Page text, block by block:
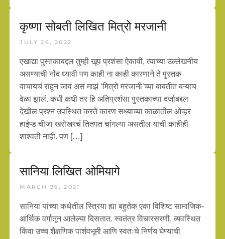
कृष्णा सोबती लिखित मित्रो मरजानी
JULY 26, 2022
एखाद्या पुस्तकाबद्दल तुम्ही खूप प्रशंसा ऐकावी, त्याच्या उल्लेखनीय
असण्याची नोंद घ्यावी पण काही ना काही कारणाने ते पुस्तक
वाचायचं राहून जावं असं माझं ‘मित्रो मरजानी’च्या बाबतीत बऱ्याच
वेळा झालं. कधी कधी तर हि अतिप्रशंसा पुस्तकाच्या दर्जाबद्दल
देखील प्रश्न उपस्थित करते कारण सध्याच्या काळातील ओव्हर
हाईप्ड चीजा खरोखरचं तितपत चांगल्या असतील याची काहीही
शाश्वती नाही. पण […]
सानिया लिखित ओमियागे
MARCH 26, 2021
सानिया यांच्या कथेतील स्त्रिया ह्या बहुतेक एका विशिष्ट सामाजिक-
आर्थिक वर्गातून आलेल्या दिसतात. स्वतंत्र विचारसरणी, व्यवस्थित
किंवा उच्च शैक्षणिक पार्शवभूमी आणि स्वतःचे निर्णय घेण्याची